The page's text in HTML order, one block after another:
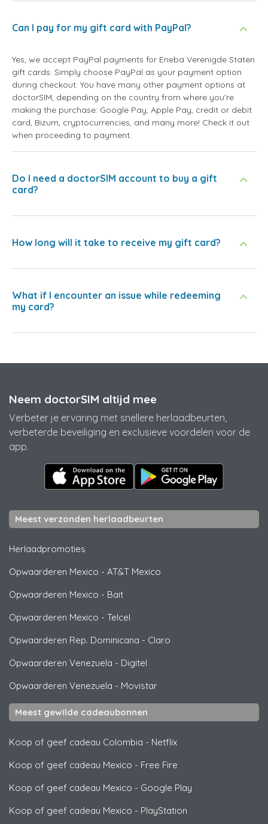
Can I pay for my gift card with PayPal?
Yes, we accept PayPal payments for Eneba Verenigde Staten
gift cards. Simply choose PayPal as your payment option
during checkout. You have many other payment options at
doctorSIM, depending on the country from where you're
making the purchase: Google Pay, Apple Pay, credit or debit
card, Bizum, cryptocurrencies, and many more! Check it out
when proceeding to payment.
Do I need a doctorSIM account to buy a gift
card?
How long will it take to receive my gift card?
What if I encounter an issue while redeeming
my card?
Neem doctorSIM altijd mee
Verbeter je ervaring met snellere herlaadbeurten,
verbeterde beveiliging en exclusieve voordelen voor de
app.
Meest verzonden herlaadbeurten
Herlaadpromoties
Opwaarderen Mexico - AT&T Mexico
Opwaarderen Mexico - Bait
Opwaarderen Mexico - Telcel
Opwaarderen Rep. Dominicana - Claro
Opwaarderen Venezuela - Digitel
Opwaarderen Venezuela - Movistar
Meest gewilde cadeaubonnen
Koop of geef cadeau Colombia - Netflix
Koop of geef cadeau Mexico - Free Fire
Koop of geef cadeau Mexico - Google Play
Koop of geef cadeau Mexico - PlayStation